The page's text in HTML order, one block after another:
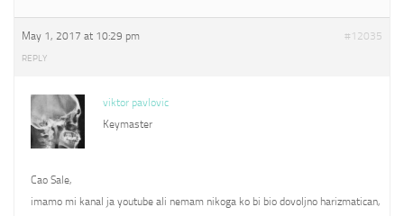
May 1, 2017 at 10:29 pm #12035
REPLY
viktor pavlovic
Keymaster
Cao Sale,
imamo mi kanal ja youtube ali nemam nikoga ko bi bio dovoljno harizmatican,